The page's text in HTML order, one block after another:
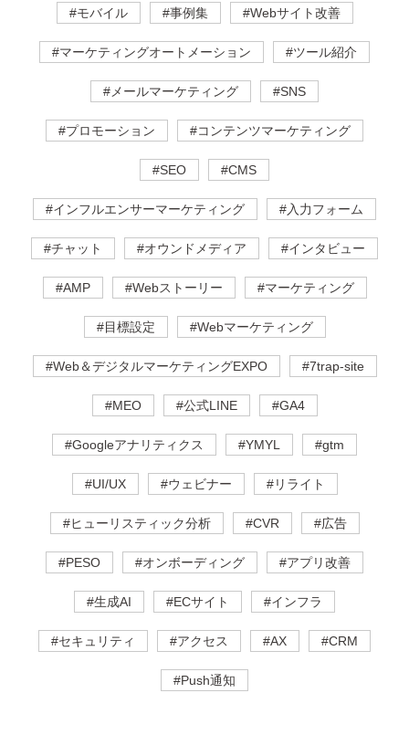
#モバイル #事例集 #Webサイト改善
#マーケティングオートメーション #ツール紹介
#メールマーケティング #SNS
#プロモーション #コンテンツマーケティング
#SEO #CMS
#インフルエンサーマーケティング #入力フォーム
#チャット #オウンドメディア #インタビュー
#AMP #Webストーリー #マーケティング
#目標設定 #Webマーケティング
#Web＆デジタルマーケティングEXPO #7trap-site
#MEO #公式LINE #GA4
#Googleアナリティクス #YMYL #gtm
#UI/UX #ウェビナー #リライト
#ヒューリスティック分析 #CVR #広告
#PESO #オンボーディング #アプリ改善
#生成AI #ECサイト #インフラ
#セキュリティ #アクセス #AX #CRM
#Push通知